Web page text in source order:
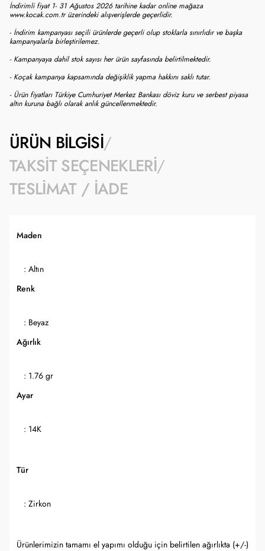
İndirimli fiyat 1- 31 Ağustos 2026 tarihine kadar online mağaza
www.kocak.com.tr üzerindeki alışverişlerde geçerlidir.
- İndirim kampanyası seçili ürünlerde geçerli olup stoklarla sınırlıdır ve başka
kampanyalarla birleştirilemez.
- Kampanyaya dahil stok sayısı her ürün sayfasında belirtilmektedir.
- Koçak kampanya kapsamında değişiklik yapma hakkını saklı tutar.
- Ürün fiyatları Türkiye Cumhuriyet Merkez Bankası döviz kuru ve serbest piyasa
altın kuruna bağlı olarak anlık güncellenmektedir.
ÜRÜN BILGISI
TAKSIT SEÇENEKLERI
TESLIMAT / İADE
Maden
: Altın
Renk
: Beyaz
Ağırlık
: 1.76 gr
Ayar
: 14K
Tür
: Zirkon
Ürünlerimizin tamamı el yapımı olduğu için belirtilen ağırlıkta (+/-)